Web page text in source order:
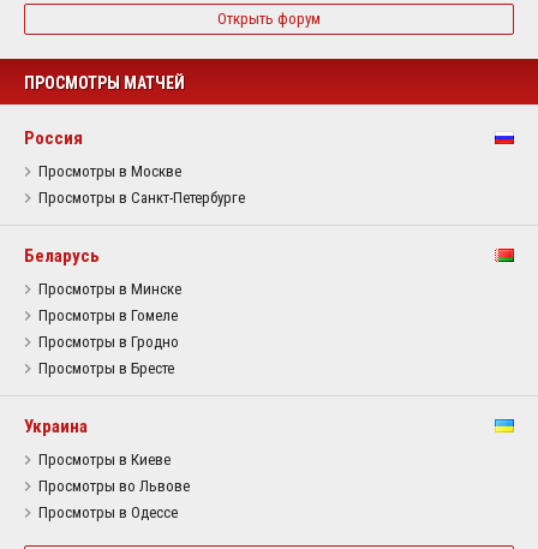
Открыть форум
ПРОСМОТРЫ МАТЧЕЙ
Россия
Просмотры в Москве
Просмотры в Санкт-Петербурге
Беларусь
Просмотры в Минске
Просмотры в Гомеле
Просмотры в Гродно
Просмотры в Бресте
Украина
Просмотры в Киеве
Просмотры во Львове
Просмотры в Одессе